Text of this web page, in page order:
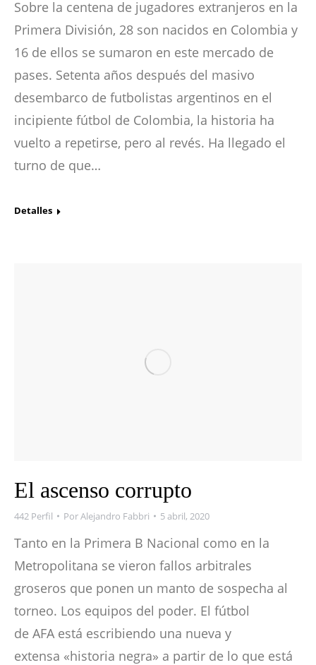
Sobre la centena de jugadores extranjeros en la
Primera División, 28 son nacidos en Colombia y
16 de ellos se sumaron en este mercado de
pases. Setenta años después del masivo
desembarco de futbolistas argentinos en el
incipiente fútbol de Colombia, la historia ha
vuelto a repetirse, pero al revés. Ha llegado el
turno de que…
Detalles
El ascenso corrupto
442 Perfil PorAlejandro Fabbri 5 abril, 2020
Tanto en la Primera B Nacional como en la
Metropolitana se vieron fallos arbitrales
groseros que ponen un manto de sospecha al
torneo. Los equipos del poder. El fútbol
de AFA está escribiendo una nueva y
extensa «historia negra» a partir de lo que está